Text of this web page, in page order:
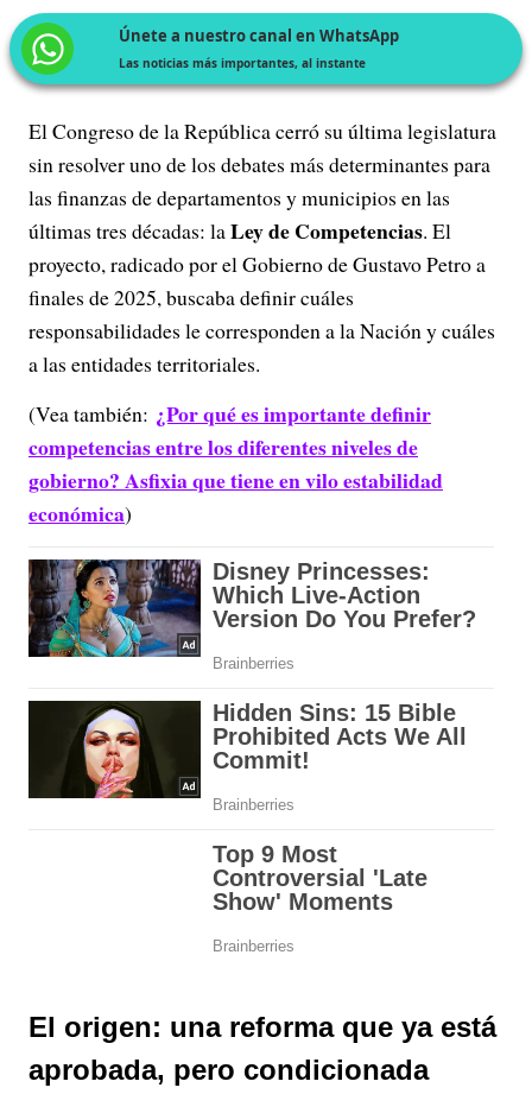
Únete a nuestro canal en WhatsApp
Las noticias más importantes, al instante
El Congreso de la República cerró su última legislatura
sin resolver uno de los debates más determinantes para
las finanzas de departamentos y municipios en las
últimas tres décadas: laLey de Competencias. El
proyecto, radicado por el Gobierno de Gustavo Petro a
finales de 2025, buscaba definir cuáles
responsabilidades le corresponden a la Nación y cuáles
a las entidades territoriales.
(Vea también: ¿Por qué es importante definir
competencias entre los diferentes niveles de
gobierno? Asfixia que tiene en vilo estabilidad
económica)
El origen: una reforma que ya está
aprobada, pero condicionada